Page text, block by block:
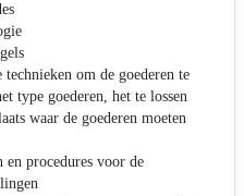
om de goederen te
type goederen, het te lossen
waar de goederen moeten
procedures voor de